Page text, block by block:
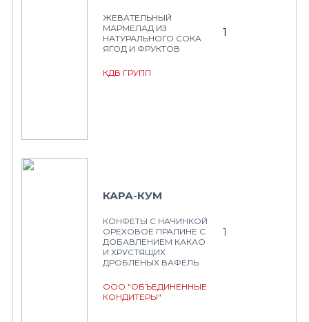
ЖЕВАТЕЛЬНЫЙ
МАРМЕЛАД ИЗ
НАТУРАЛЬНОГО СОКА
ЯГОД И ФРУКТОВ
КДВ ГРУПП
1
КАРА-КУМ
КОНФЕТЫ С НАЧИНКОЙ
ОРЕХОВОЕ ПРАЛИНЕ С
ДОБАВЛЕНИЕМ КАКАО
И ХРУСТЯЩИХ
ДРОБЛЕНЫХ ВАФЕЛЬ
ООО "ОБЪЕДИНЕННЫЕ
КОНДИТЕРЫ"
1